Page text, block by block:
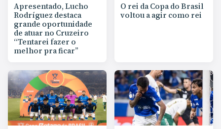
Apresentado, Lucho
Rodríguez destaca
grande oportunidade
de atuar no Cruzeiro
“Tentarei fazer o
melhor pra ficar”
O rei da Copa do Brasil
voltou a agir como rei